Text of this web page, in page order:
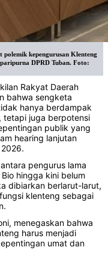
kepengurusan Klenteng
DPRD Tuban. Foto:
Rakyat Daerah
bahwa sengketa
hanya berdampak
tetapi juga berpotensi
publik yang
hearing lanjutan
pengurus lama
hingga kini belum
dibiarkan berlarut-larut,
klenteng sebagai
menegaskan bahwa
harus menjadi
umat dan